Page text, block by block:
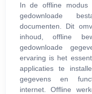
In de offline modus
gedownloade
documenten. Dit
inhoud, offline
gedownloade
ervaring is het
applicaties te
gegevens en
internet. Offline